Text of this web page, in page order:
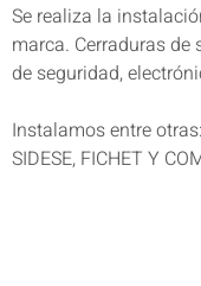
Se realiza la
marca. Cerraduras
de seguridad,
Instalamos entre otras:
SIDESE, FICHET Y